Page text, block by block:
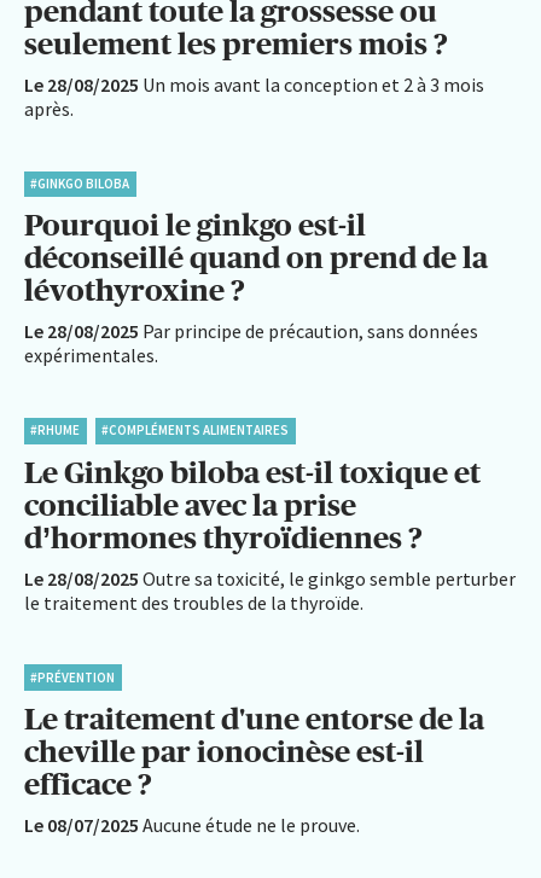
pendant toute la grossesse ou
seulement les premiers mois ?
Le 28/08/2025 Un mois avant la conception et 2 à 3 mois
après.
#GINKGO BILOBA
Pourquoi le ginkgo est-il
déconseillé quand on prend de la
lévothyroxine ?
Le 28/08/2025 Par principe de précaution, sans données
expérimentales.
#RHUME #COMPLÉMENTS ALIMENTAIRES
Le Ginkgo biloba est-il toxique et
conciliable avec la prise
d’hormones thyroïdiennes ?
Le 28/08/2025 Outre sa toxicité, le ginkgo semble perturber
le traitement des troubles de la thyroïde.
#PRÉVENTION
Le traitement d'une entorse de la
cheville par ionocinèse est-il
efficace ?
Le 08/07/2025 Aucune étude ne le prouve.